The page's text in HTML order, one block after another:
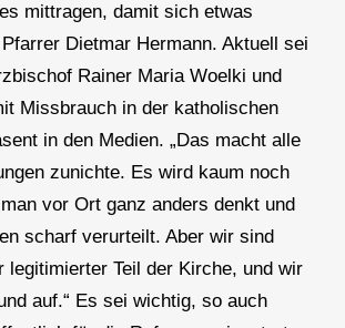
mittragen, damit sich etwas
Pfarrer Dietmar Hermann. Aktuell sei
Rainer Maria Woelki und
Missbrauch in der katholischen
in den Medien. „Das macht alle
zunichte. Es wird kaum noch
vor Ort ganz anders denkt und
scharf verurteilt. Aber wir sind
legitimierter Teil der Kirche, und wir
auf.“ Es sei wichtig, so auch